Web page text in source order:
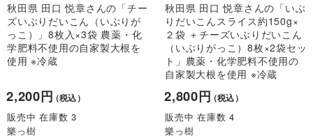
秋田県 田口 悦章さんの「チー
ズいぶりだいこん（いぶりが
っこ）」8枚入×3袋 農薬・化
学肥料不使用の自家製大根を
使用 ※冷蔵
2,200円（税込）
販売中 在庫数 3
樂っ樹
秋田県 田口 悦章さんの「いぶ
りだいこんスライス約150g×
２袋 ＋チーズいぶりだいこん
（いぶりがっこ）8枚×2袋セッ
ト」農薬・化学肥料不使用の
自家製大根を使用 ※冷蔵
2,800円（税込）
販売中 在庫数 4
樂っ樹